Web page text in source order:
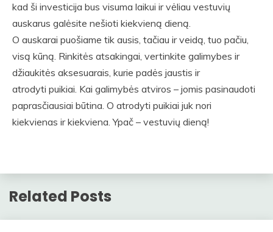
kad ši investicija bus visuma laikui ir vėliau vestuvių
auskarus galėsite nešioti kiekvieną dieną.
O auskarai puošiame tik ausis, tačiau ir veidą, tuo pačiu,
visą kūną. Rinkitės atsakingai, vertinkite galimybes ir
džiaukitės aksesuarais, kurie padės jaustis ir
atrodyti puikiai. Kai galimybės atviros – jomis pasinaudoti
paprasčiausiai būtina. O atrodyti puikiai juk nori
kiekvienas ir kiekviena. Ypač – vestuvių dieną!
Related Posts